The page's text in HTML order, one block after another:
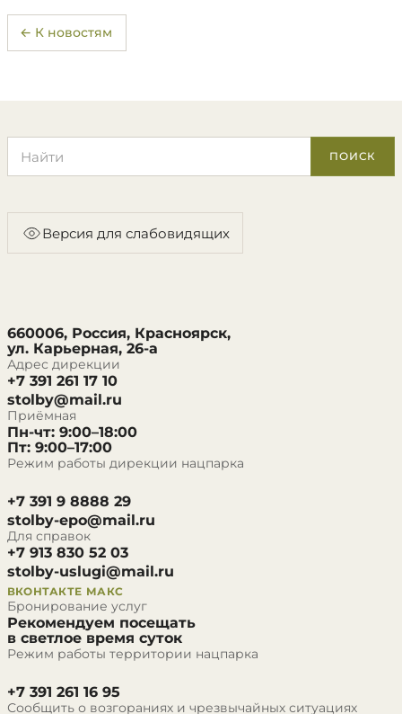
← К новостям
ПОИСК
Версия для слабовидящих
660006, Россия, Красноярск,
ул. Карьерная, 26-а
Адрес дирекции
+7 391 261 17 10
stolby@mail.ru
Приёмная
Пн-чт: 9:00–18:00
Пт: 9:00–17:00
Режим работы дирекции нацпарка
+7 391 9 8888 29
stolby-epo@mail.ru
Для справок
+7 913 830 52 03
stolby-uslugi@mail.ru
ВКОНТАКТЕ МАКС
Бронирование услуг
Рекомендуем посещать
в светлое время суток
Режим работы территории нацпарка
+7 391 261 16 95
Сообщить о возгораниях и чрезвычайных ситуациях